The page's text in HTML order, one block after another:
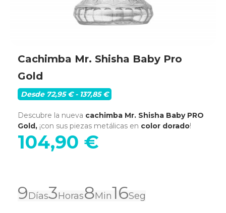
Cachimba Mr. Shisha Baby Pro
Gold
Desde 72,95 € - 137,85 €
Descubre la nueva cachimba Mr. Shisha Baby PRO
Gold, ¡con sus piezas metálicas en color dorado!
104,90 €
9Días3Horas8Min16Seg